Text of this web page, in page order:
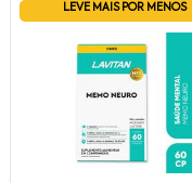
LEVE MAIS POR MENOS